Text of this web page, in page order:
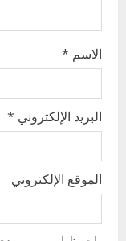
الاسم *
البريد الإلكتروني *
الموقع الإلكتروني